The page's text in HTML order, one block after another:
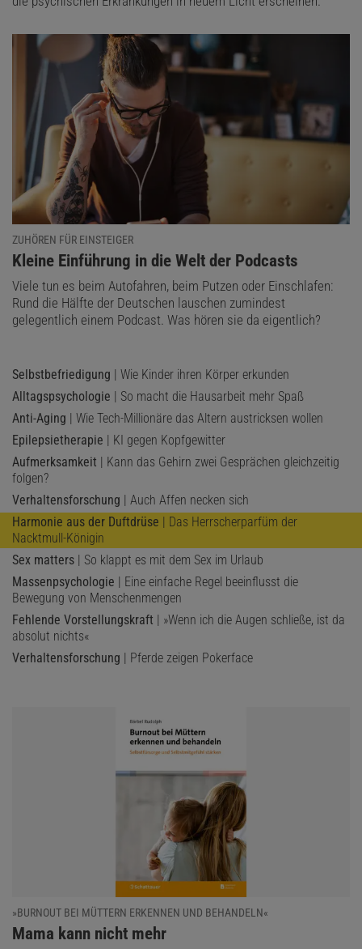
ZUHÖREN FÜR EINSTEIGER
:
Kleine Einführung in die Welt der Podcasts
Viele tun es beim Autofahren, beim Putzen oder Einschlafen:
Rund die Hälfte der Deutschen lauschen zumindest
gelegentlich einem Podcast. Was hören sie da eigentlich?
Selbstbefriedigung | Wie Kinder ihren Körper erkunden
Alltagspsychologie | So macht die Hausarbeit mehr Spaß
Anti-Aging | Wie Tech-Millionäre das Altern austricksen wollen
Epilepsietherapie | KI gegen Kopfgewitter
Aufmerksamkeit | Kann das Gehirn zwei Gesprächen gleichzeitig
folgen?
Verhaltensforschung | Auch Affen necken sich
Harmonie aus der Duftdrüse | Das Herrscherparfüm der
Nacktmull-Königin
Sex matters | So klappt es mit dem Sex im Urlaub
Massenpsychologie | Eine einfache Regel beeinflusst die
Bewegung von Menschenmengen
Fehlende Vorstellungskraft | »Wenn ich die Augen schließe, ist da
absolut nichts«
Verhaltensforschung | Pferde zeigen Pokerface
»BURNOUT BEI MÜTTERN ERKENNEN UND BEHANDELN«
:
Mama kann nicht mehr